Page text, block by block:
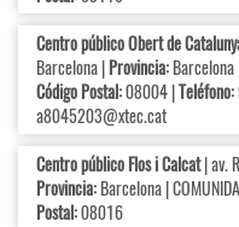
Centro público Obert de
Barcelona |Provincia:Barcelona
Código Postal:08004 |Teléfono:
a8045203@xtec.cat
Centro público Flos i Calcat| av.
Provincia:Barcelona |
Postal:08016